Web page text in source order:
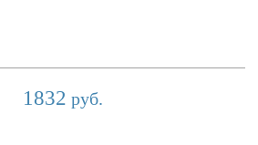
1832 руб.